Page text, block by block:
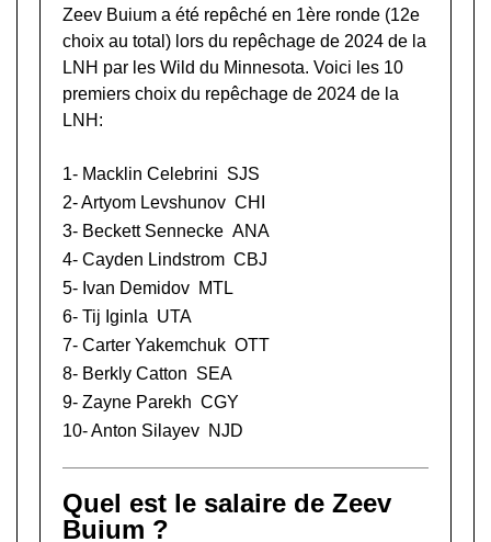
Zeev Buium a été repêché en 1ère ronde (12e
choix au total) lors du repêchage de 2024 de la
LNH par les Wild du Minnesota. Voici les 10
premiers choix du repêchage de 2024 de la
LNH:
1- Macklin Celebrini SJS
2-Artyom Levshunov CHI
3- Beckett Sennecke ANA
4- Cayden Lindstrom CBJ
5- Ivan Demidov MTL
6- Tij Iginla UTA
7- Carter Yakemchuk OTT
8- Berkly Catton SEA
9- Zayne Parekh CGY
10-Anton Silayev NJD
Quel est le salaire de Zeev
Buium ?